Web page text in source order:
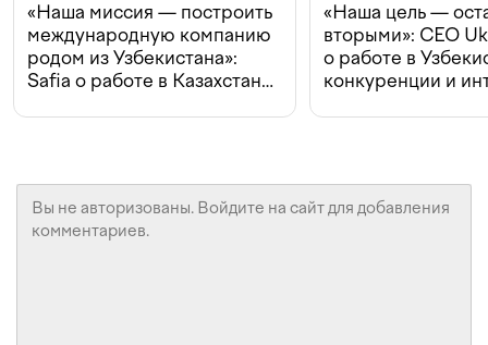
«Наша миссия — построить
международную компанию
родом из Узбекистана»:
Safia о работе в Казахстане,
«Наша цель —
вторыми»: CEO
о работе в
конкуренции и